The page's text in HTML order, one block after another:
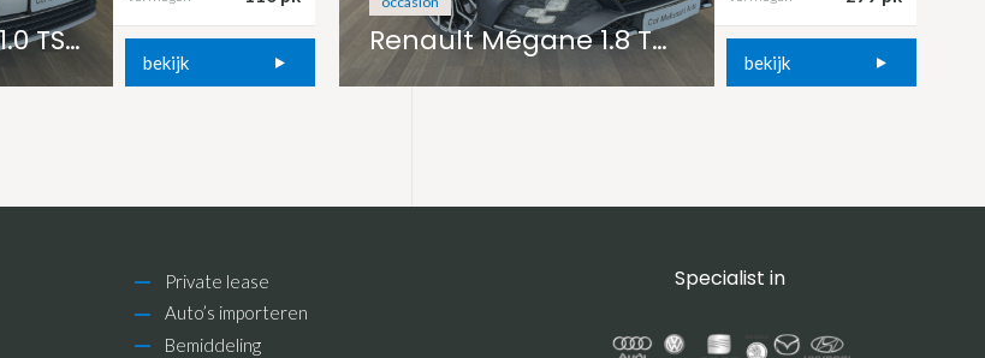
Volkswagen Golf 1.0 TSI Comfortline
bekijk
Renault Mégane 1.8 TCe 280 RS
bekijk
Private lease
Auto’s importeren
Bemiddeling
Specialist in